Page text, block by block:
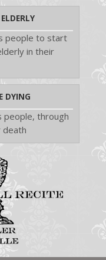
people to start
in their
DYING
people, through